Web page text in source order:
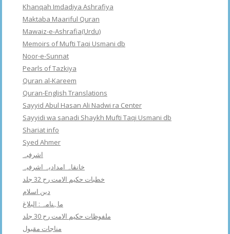
Khanqah Imdadiya Ashrafiya
Maktaba Maariful Quran
Mawaiz-e-Ashrafia(Urdu)
Memoirs of Mufti Taqi Usmani db
Noor-e-Sunnat
Pearls of Tazkiya
Quran al-Kareem
Quran-English Translations
Sayyid Abul Hasan Ali Nadwi ra Center
Sayyidi wa sanadi Shaykh Mufti Taqi Usmani db
Shariat info
Syed Ahmer
اشرفبہ
خانقاہ امدادیہ اشرفیہ
خطبات حکیم الامت رح 32 جلد
دین اسلام
ماہنامہ : البلاغ
ملفوظات حکیم الامت رح 30 جلد
مناجات مقبول